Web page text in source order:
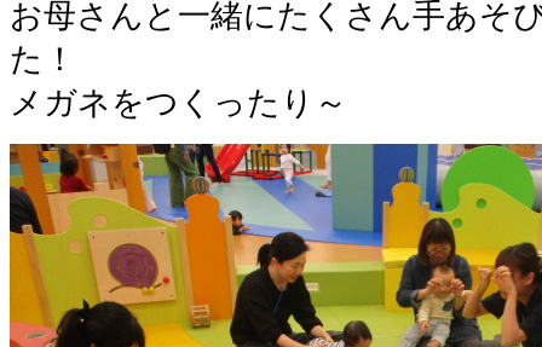
お母さんと一緒にたくさん手あそ
た！
メガネをつくったり～